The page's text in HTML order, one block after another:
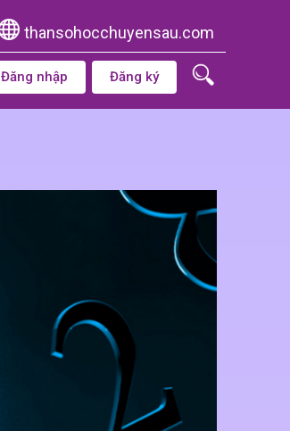
thansohocchuyensau.com
Đăng nhập Đăng ký